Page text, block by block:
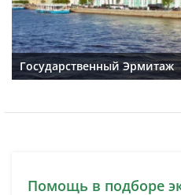
Государственный Эрмитаж
Помощь в подборе